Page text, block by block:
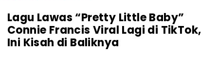
Lagu Lawas “Pretty Little Baby”
Connie Francis Viral Lagi di TikTok,
Ini Kisah di Baliknya